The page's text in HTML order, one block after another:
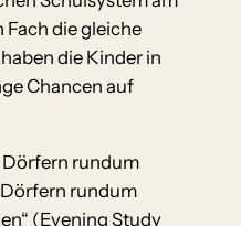
Fach die gleiche
die Kinder in
Chancen auf
Dörfern rundum
rundum
(Evening Study